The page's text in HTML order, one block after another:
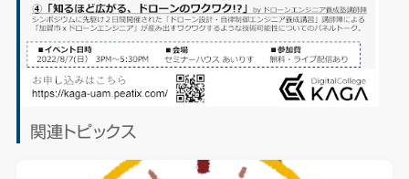
関連トピックス